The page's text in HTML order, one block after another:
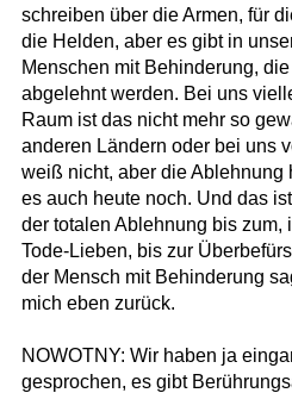
schreiben über die Armen, für
die Helden, aber es gibt in
Menschen mit Behinderung, die
abgelehnt werden. Bei uns
Raum ist das nicht mehr so
anderen Ländern oder bei uns
weiß nicht, aber die Ablehnung
es auch heute noch. Und das
der totalen Ablehnung bis zum,
Tode-Lieben, bis zur
der Mensch mit Behinderung
mich eben zurück.
NOWOTNY: Wir haben ja
gesprochen, es gibt